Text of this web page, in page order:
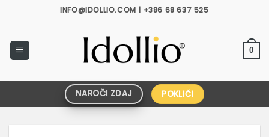
INFO@IDOLLIO.COM | +386 68 637 525
0
NAROČI ZDAJ POKLIČI